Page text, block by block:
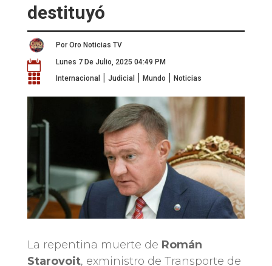
destituyó
Por Oro Noticias TV
 Lunes 7 De Julio, 2025 04:49 PM
 Internacional | Judicial | Mundo | Noticias
La repentina muerte de Román
Starovoit, exministro de Transporte de